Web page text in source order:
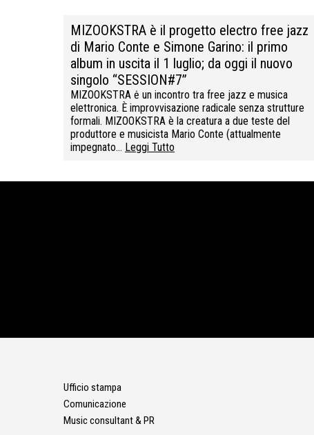
MIZOOKSTRA è il progetto electro free jazz
di Mario Conte e Simone Garino: il primo
album in uscita il 1 luglio; da oggi il nuovo
singolo “SESSION#7”
MIZOOKSTRA ė un incontro tra free jazz e musica
elettronica. È improvvisazione radicale senza strutture
formali. MIZOOKSTRA è la creatura a due teste del
produttore e musicista Mario Conte (attualmente
impegnato… Leggi Tutto
Ufficio stampa
Comunicazione
Music consultant & PR